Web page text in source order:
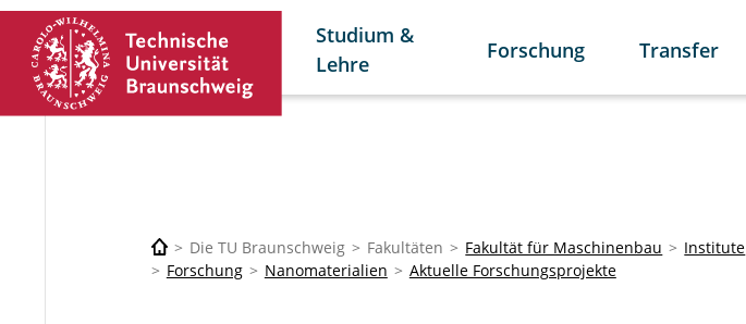
Studium &
Lehre
Forschung Transfer
Die TU Braunschweig Fakultäten Fakultät für Maschinenbau Institute
Forschung
Nanomaterialien Aktuelle Forschungsprojekte